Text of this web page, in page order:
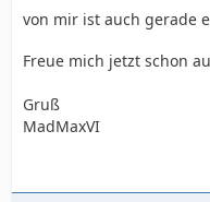
von mir ist auch gerade
Freue mich jetzt schon
Gruß
MadMaxVI